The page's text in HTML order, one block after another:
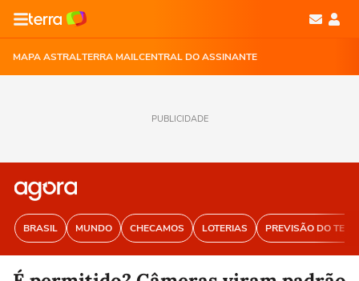
MAPA ASTRALTERRA MAILCENTRAL DO ASSINANTE
PUBLICIDADE
BRASIL MUNDO CHECAMOS LOTERIAS PREVISÃO DO